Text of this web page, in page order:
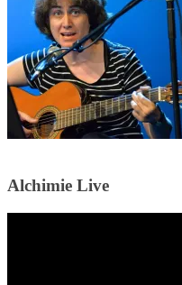
Alchimie Live